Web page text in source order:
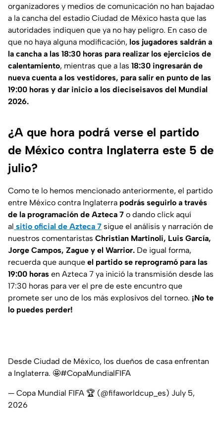
organizadores y medios de comunicación no han bajadao
a la cancha del estadio Ciudad de México hasta que las
autoridades indiquen que ya no hay peligro. En caso de
que no haya alguna modificación, los jugadores saldrán a
la cancha a las 18:30 horas para realizar los ejercicios de
calentamiento, mientras que a las 18:30 ingresarán de
nueva cuenta a los vestidores, para salir en punto de las
19:00 horas y dar inicio a los dieciseisavos del Mundial
2026.
¿A que hora podrá verse el partido
de México contra Inglaterra este 5 de
julio?
Como te lo hemos mencionado anteriormente, el partido
entre México contra Inglaterra podrás seguirlo a través
de la programación de Azteca 7 o dando click aquí
al sitio oficial de Azteca 7 sigue el análisis y narración de
nuestros comentaristas Christian Martinoli, Luis García,
Jorge Campos, Zague y el Warrior. De igual forma,
recuerda que aunque el partido se reprogramó para las
19:00 horas en Azteca 7 ya inició la transmisión desde las
17:30 horas para ver el pre de este encuntro que
promete ser uno de los más explosivos del torneo. ¡No te
lo puedes perder!
Desde Ciudad de México, los dueños de casa enfrentan
a Inglaterra. 🤩#CopaMundialFIFA
— Copa Mundial FIFA 🏆 (@fifaworldcup_es) July 5,
2026